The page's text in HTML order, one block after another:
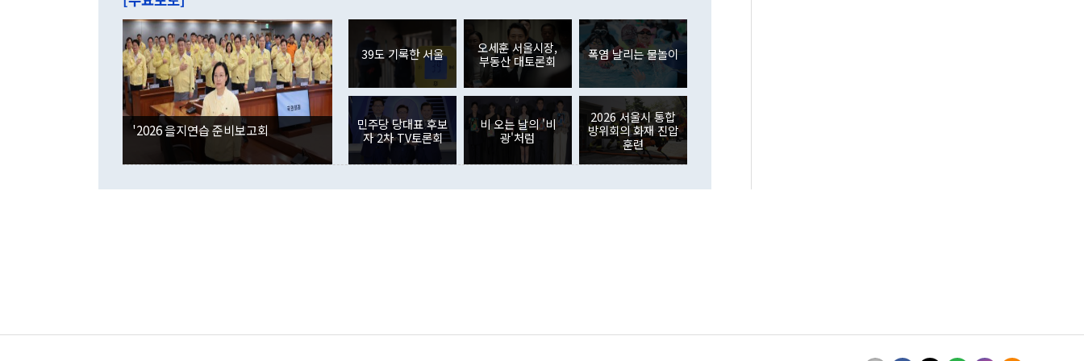
이 9월 러시아 블라디보스토크에서 열리는 '동방경제포럼(EEF)'을 언급하
며 "정부 차원에서 (참석을) 검토하고 있다"고 발언한 데 대해서도 조 장관
은 "그것은 외교부의 몫"이라며 "아직 거기까지 진도가 나가지 않았다"고
잘랐다. 정 장관이 이날 소개한 대북 구상과 설명은 정부 내 조율을 거치지
않았다는 점에서 문제가 있다. 특히 주적 표현 대체와 국호 사용, 9·19 군
사합의 복원, 4자회담 추진 등은 통일부 장관이 결정할 사안이 아니어서 월
권이라는 지적이 나오고 있다. 이 대통령은 정 장관의 업무보고를 듣고 난
뒤 "여기 업무보고에 발표했다고 승인난 건 아니다"라고 재차 확인했다. 정
부의 한 소식통은 "정 장관의 발언 내용은 대부분 국가안전보장회의(NSC)
를 거쳐 결정된 사안이 아닌 정 장관의 개인적 생각에 가깝다"며 "안보 관
련 부처 장관이 정부의 공식 정책이 아닌 사안을 추진하겠다고 업무보고를
하고 대통령의 면전에서 '국군통수권자가 나서야 한다'고 주장한 것은 심각
이나 미국은 북한에 선비핵화를 공식적으로 요구한 적이 없기 때문이다. 지
였던 올해 3월(369억9000만달러)을 넘어선 것이다. 직접투자에서는 내국
인의 해외투자가 80억1000만달러, 외국인의 국내투자가 46억3000만달러
각각 증가했다. 증권투자에서는 외국인의 국내 주식 매도세가 이어졌다. 외
국인의 국내 주식 투자는 차익실현 매도 등의 영향으로 316억1000만달러
감소하며 전월(-310억5000만달러)에 이어 역대 최대 순매도 기록을 다시
경신했다. 외국인의 국내 채권투자는 세계국채지수(WGBI) 자금 유입에도
분기 말 만기도래 영향으로 증가 폭이 줄어든 52억9000만달러를 기록했
다. 내국인의 해외 증권투자는 주식을 중심으로 35억6000만달러 증가했
다. eoyn2@newspim.com
'2026 을지연습 준비보고회
39도 기록한 서울
오세훈 서울시장,
부동산 대토론회
폭염 날리는 물놀이
민주당 당대표 후보
자 2차 TV토론회
비 오는 날의 '비
광'처럼
2026 서울시 통합
방위회의 화재 진압
훈련